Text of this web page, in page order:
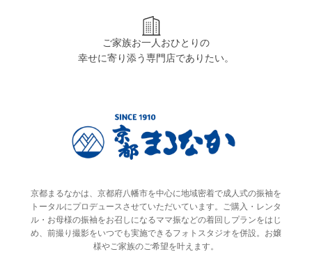
ご家族お一人おひとりの
幸せに寄り添う専門店でありたい。
京都まるなかは、京都府八幡市を中心に地域密着で成人式の振袖を
トータルにプロデュースさせていただいています。ご購入・レンタ
ル・お母様の振袖をお召しになるママ振などの着回しプランをはじ
め、前撮り撮影をいつでも実施できるフォトスタジオを併設。お嬢
様やご家族のご希望を叶えます。